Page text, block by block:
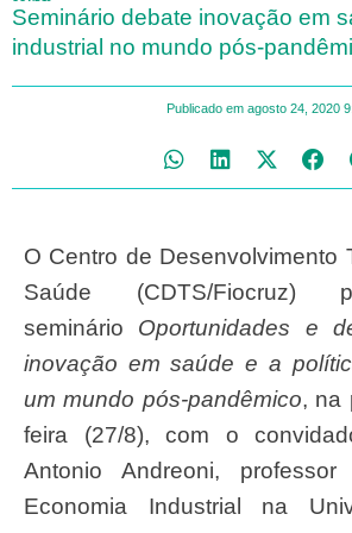
Seminário debate inovação em
industrial no mundo pós-
Publicado em agosto 24, 2020
O Centro de Desenvolvimento Tecnológico em
Saúde (CDTS/Fiocruz)
seminário Oportunidades e
inovação em saúde e a
um mundo pós-pandêmico, na
feira (27/8), com o
Antonio Andreoni,
Economia Industrial na